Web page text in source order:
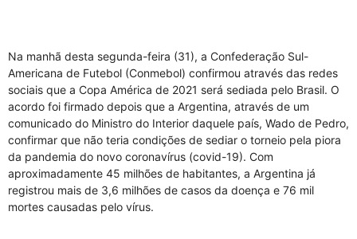
Na manhã desta segunda-feira (31), a Confederação Sul-
Americana de Futebol (Conmebol) confirmou através das redes
sociais que a Copa América de 2021 será sediada pelo Brasil. O
acordo foi firmado depois que a Argentina, através de um
comunicado do Ministro do Interior daquele país, Wado de Pedro,
confirmar que não teria condições de sediar o torneio pela piora
da pandemia do novo coronavírus (covid-19). Com
aproximadamente 45 milhões de habitantes, a Argentina já
registrou mais de 3,6 milhões de casos da doença e 76 mil
mortes causadas pelo vírus.